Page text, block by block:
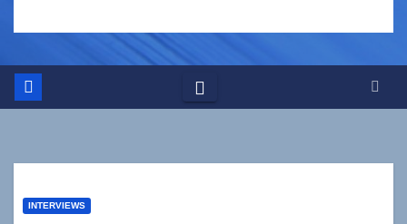
INTERVIEWS